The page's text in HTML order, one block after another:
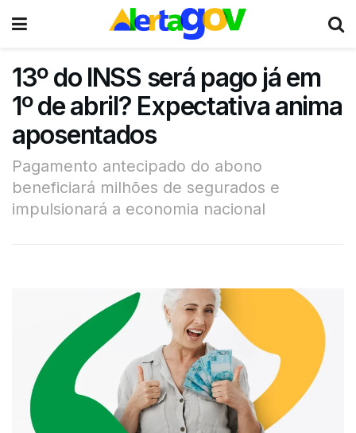
13º do INSS será pago já em
1º de abril? Expectativa anima
aposentados
Pagamento antecipado do abono
beneficiará milhões de segurados e
impulsionará a economia nacional